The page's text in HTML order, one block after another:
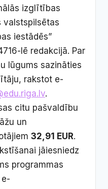
izglītības
valstspilsētas
iestādēs”
lē redakcijā. Par
lūgums sazināties
rakstot e-
.
citu pašvaldību
un
32,91 EUR.
jāiesniedz
programmas